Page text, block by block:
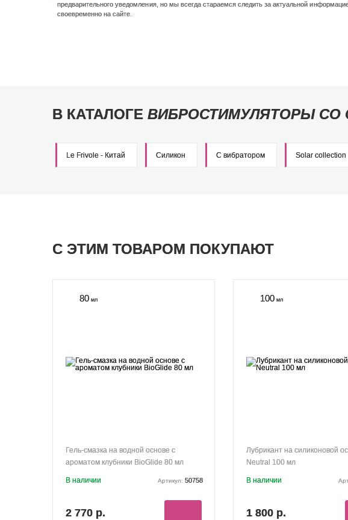
предварительного уведомления, но мы всегда стараемся следить за актуальной
своевременно на сайте.
В КАТАЛОГЕ ВИБРОСТИМУЛЯТОРЫ СО
Le Frivole - Китай Силикон С вибратором Solar collection
С ЭТИМ ТОВАРОМ ПОКУПАЮТ
80 мл
Гель-смазка на водной основе с
ароматом клубники BioGlide 80 мл
В наличии Артикул: 50758
2 770 р.
100 мл
Лубрикант на силиконовой
Neutral 100 мл
В наличии
1 800 р.